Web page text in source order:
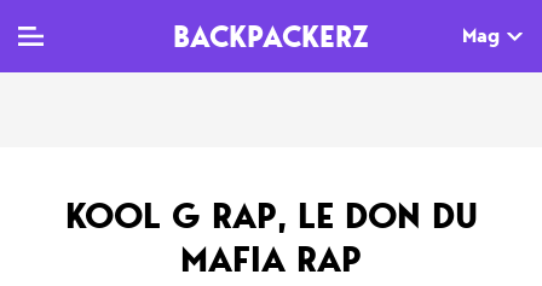
BACKPACKERZ Mag
Clips
Dossiers
Tops
Paris
KOOL G RAP, LE DON DU
MAFIA RAP